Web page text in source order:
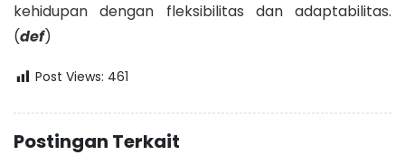
kehidupan dengan fleksibilitas dan adaptabilitas.
(def)
Post Views: 461
Postingan Terkait